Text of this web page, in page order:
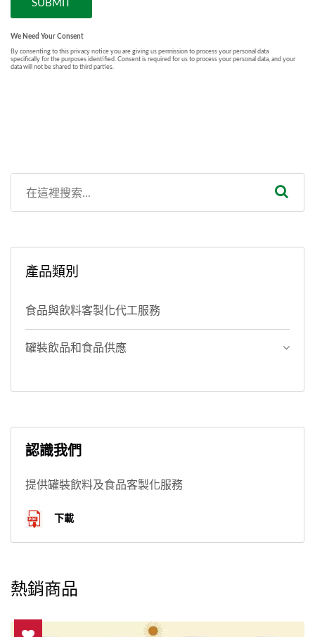
產品類別
食品與飲料客製化代工服務
罐裝飲品和食品供應
認識我們
提供罐裝飲料及食品客製化服務
下載
熱銷商品